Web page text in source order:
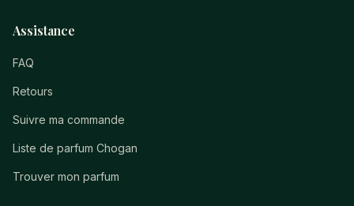
Assistance
FAQ
Retours
Suivre ma commande
Liste de parfum Chogan
Trouver mon parfum